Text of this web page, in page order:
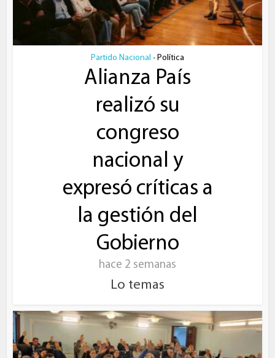
Partido Nacional • Política
Alianza País
realizó su
congreso
nacional y
expresó críticas a
la gestión del
Gobierno
hace 2 semanas
Lo temas